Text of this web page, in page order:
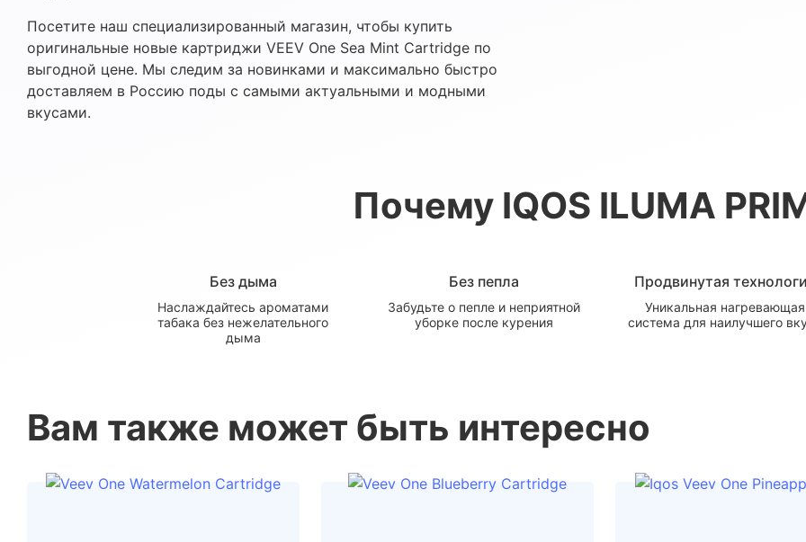
Посетите наш специализированный магазин, чтобы купить
оригинальные новые картриджи VEEV One Sea Mint Cartridge по
выгодной цене. Мы следим за новинками и максимально быстро
доставляем в Россию поды с самыми актуальными и модными
вкусами.
Почему IQOS ILUMA
Без дыма
Наслаждайтесь ароматами
табака без нежелательного
дыма
Без пепла
Забудьте о пепле и неприятной
уборке после курения
Продвинутая
Уникальная нагревающая
система для наилучшего
Вам также может быть интересно